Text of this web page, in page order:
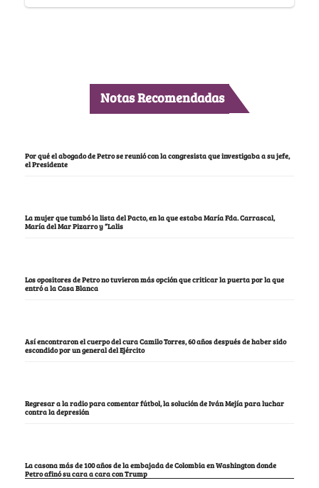
Notas Recomendadas
Por qué el abogado de Petro se reunió con la congresista que investigaba a su jefe,
el Presidente
La mujer que tumbó la lista del Pacto, en la que estaba María Fda. Carrascal,
María del Mar Pizarro y “Lalis
Los opositores de Petro no tuvieron más opción que criticar la puerta por la que
entró a la Casa Blanca
Así encontraron el cuerpo del cura Camilo Torres, 60 años después de haber sido
escondido por un general del Ejército
Regresar a la radio para comentar fútbol, la solución de Iván Mejía para luchar
contra la depresión
La casona más de 100 años de la embajada de Colombia en Washington donde
Petro afinó su cara a cara con Trump